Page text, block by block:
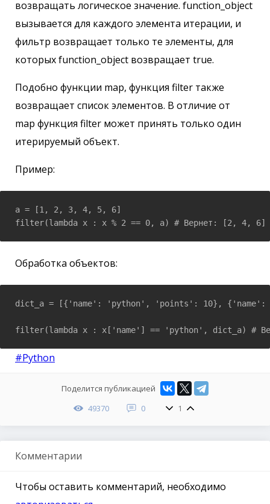
возвращать логическое значение. function_object
вызывается для каждого элемента итерации, и
фильтр возвращает только те элементы, для
которых function_object возвращает true.
Подобно функции map, функция filter также
возвращает список элементов. В отличие от
map функция filter может принять только один
итерируемый объект.
Пример:
a = [1, 2, 3, 4, 5, 6]
filter(lambda x : x % 2 == 0, a) # Вернет: [2, 4, 6]
Обработка объектов:
dict_a = [{'name': 'python', 'points': 10},
#Python
Поделится публикацией
49370
0 1
Комментарии
Чтобы оставить комментарий, необходимо